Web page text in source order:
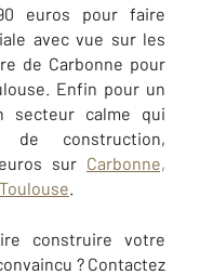
euros pour faire
avec vue sur les
de Carbonne pour
Enfin pour un
secteur calme qui
construction,
sur Carbonne,
.
construire votre
? Contactez